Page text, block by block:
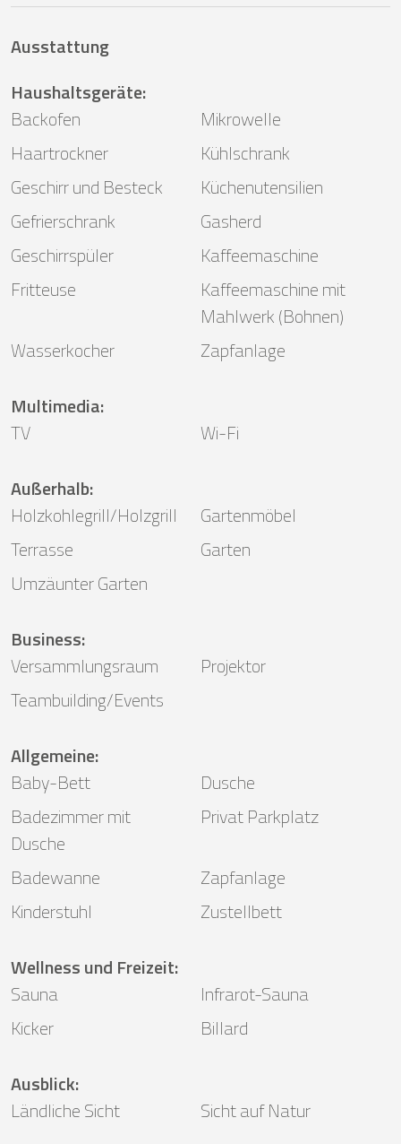
Ausstattung
Haushaltsgeräte:
Backofen
Mikrowelle
Haartrockner
Kühlschrank
Geschirr und Besteck
Küchenutensilien
Gefrierschrank
Gasherd
Geschirrspüler
Kaffeemaschine
Fritteuse
Kaffeemaschine mit
Mahlwerk (Bohnen)
Wasserkocher
Zapfanlage
Multimedia:
TV
Wi-Fi
Außerhalb:
Holzkohlegrill/Holzgrill
Gartenmöbel
Terrasse
Garten
Umzäunter Garten
Business:
Versammlungsraum
Projektor
Teambuilding/Events
Allgemeine:
Baby-Bett
Dusche
Badezimmer mit
Dusche
Privat Parkplatz
Badewanne
Zapfanlage
Kinderstuhl
Zustellbett
Wellness und Freizeit:
Sauna
Infrarot-Sauna
Kicker
Billard
Ausblick:
Ländliche Sicht
Sicht auf Natur